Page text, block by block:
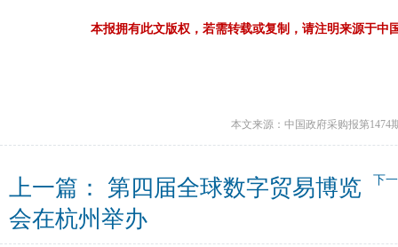
本报拥有此文版权，若需转载或复制，请注明来源于
本文来源：中国政府采购报第1474
下
上一篇： 第四届全球数字贸易博览
会在杭州举办